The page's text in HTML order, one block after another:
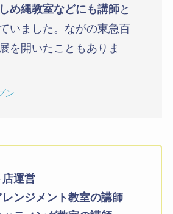
め縄教室などにも講師と
いました。ながの東急百
を開いたこともありま
ン
店運営
レンジメント教室の講師